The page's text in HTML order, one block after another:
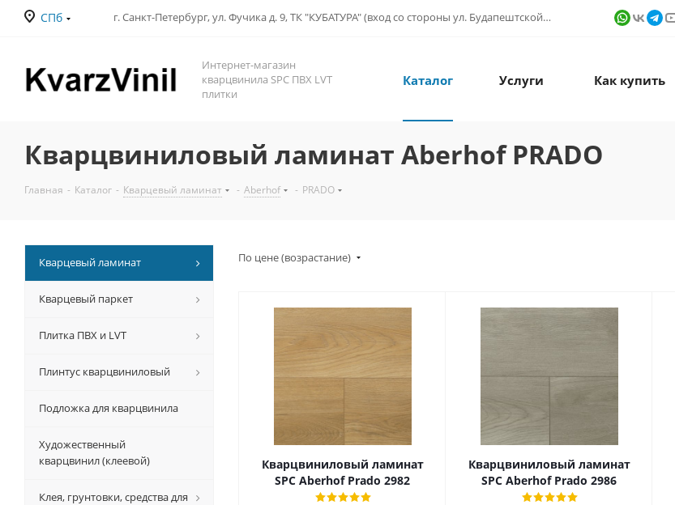
СПб г. Санкт-Петербург, ул. Фучика д. 9, ТК "КУБАТУРА" (вход со стороны ул. Будапештской) № 1в.541
Интернет-магазин
кварцвинила SPC ПВХ LVT
плитки
Каталог Услуги Как купить
Кварцвиниловый ламинат Aberhof PRADO
Главная - Каталог - Кварцевый ламинат - Aberhof - PRADO
По цене (возрастание)
Кварцвиниловый ламинат
SPC Aberhof Prado 2982
Кварцвиниловый ламинат
SPC Aberhof Prado 2986
Кварцевый ламинат
Кварцевый паркет
Плитка ПВХ и LVT
Плинтус кварцвиниловый
Подложка для кварцвинила
Художественный
кварцвинил (клеевой)
Клея, грунтовки, средства для